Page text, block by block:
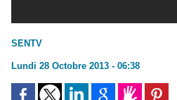
SENTV
Lundi 28 Octobre 2013 - 06:38